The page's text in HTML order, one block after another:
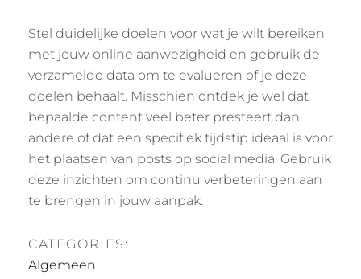
Stel duidelijke doelen voor wat je wilt bereiken
met jouw online aanwezigheid en gebruik de
verzamelde data om te evalueren of je deze
doelen behaalt. Misschien ontdek je wel dat
bepaalde content veel beter presteert dan
andere of dat een specifiek tijdstip ideaal is voor
het plaatsen van posts op social media. Gebruik
deze inzichten om continu verbeteringen aan
te brengen in jouw aanpak.
CATEGORIES:
Algemeen